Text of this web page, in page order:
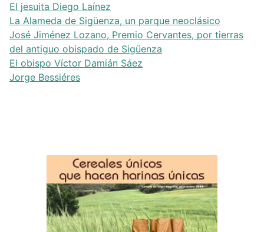
El jesuita Diego Laínez
La Alameda de Sigüenza, un parque neoclásico
José Jiménez Lozano, Premio Cervantes, por tierras
del antiguo obispado de Sigüenza
El obispo Víctor Damián Sáez
Jorge Bessiéres